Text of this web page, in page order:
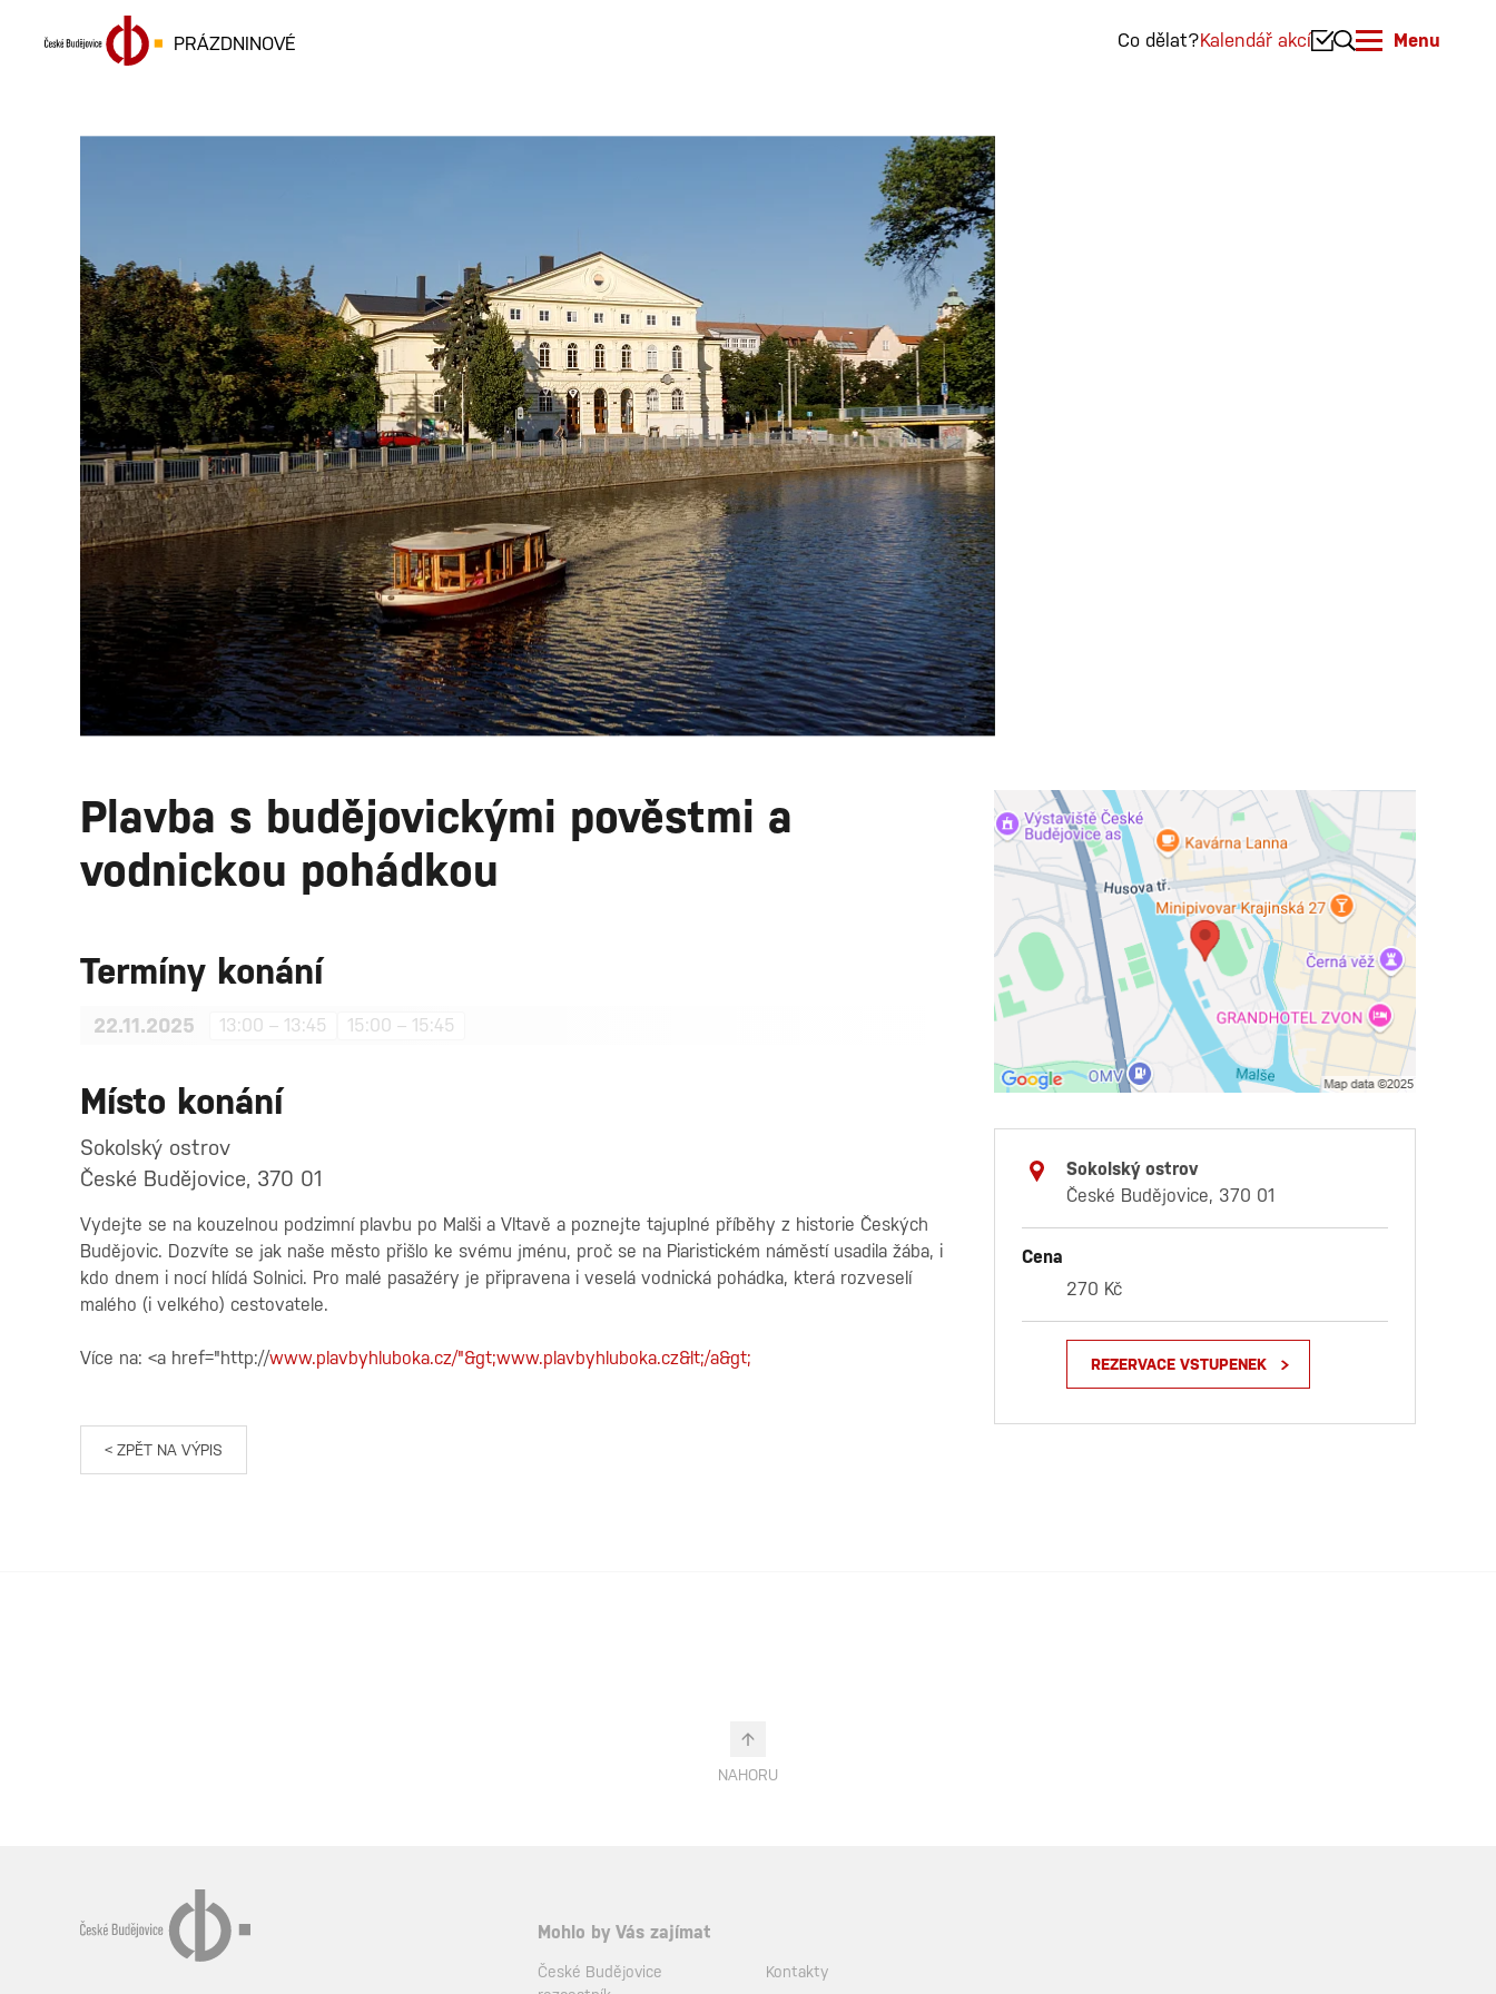
PRÁZDNINOVÉ Co dělat?Kalendář akcí Menu
Plavba s budějovickými pověstmi a
vodnickou pohádkou
Termíny konání
22.11.2025 13:00 – 13:45 15:00 – 15:45
Místo konání
Sokolský ostrov
České Budějovice, 370 01
Vydejte se na kouzelnou podzimní plavbu po Malši a Vltavě a poznejte tajuplné příběhy z historie Českých
Budějovic. Dozvíte se jak naše město přišlo ke svému jménu, proč se na Piaristickém náměstí usadila žába, i
kdo dnem i nocí hlídá Solnici. Pro malé pasažéry je připravena i veselá vodnická pohádka, která rozveselí
malého (i velkého) cestovatele.
Více na: <a href="http://www.plavbyhluboka.cz/"&gt;www.plavbyhluboka.cz&lt;/a&gt;
< ZPĚT NA VÝPIS
Sokolský ostrov
České Budějovice, 370 01
Cena
270 Kč
REZERVACE VSTUPENEK
NAHORU
Mohlo by Vás zajímat
České Budějovice
Kontakty